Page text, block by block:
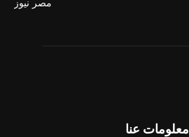
معلومات عنا